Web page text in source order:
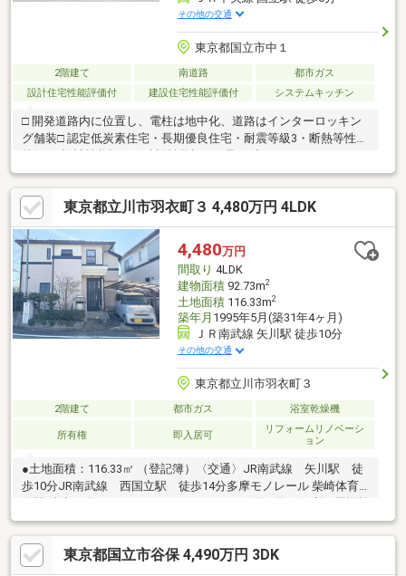
その他の交通
東京都国立市中１
2階建て 南道路
都市ガス
設計住宅性能評価付
建設住宅性能評価付 システムキッチン
□ 開発道路内に位置し、電柱は地中化、道路はインターロッキン
グ舗装□ 認定低炭素住宅・長期優良住宅・耐震等級3・断熱等性能
等級4□ 設計性能評価・建設性能評価 取得済
東京都立川市羽衣町３ 4,480万円 4LDK
4,480万円
間取り 4LDK
建物面積92.73m2
土地面積116.33m2
築年月 1995年5月(築31年4ヶ月)
ＪＲ南武線 矢川駅 徒歩10分
その他の交通
東京都立川市羽衣町３
2階建て 都市ガス 浴室乾燥機
所有権 即入居可
リフォームリノベーシ
ョン
●土地面積：116.33㎡ （登記簿）〈交通〉JR南武線 矢川駅 徒
歩10分JR南武線 西国立駅 徒歩14分多摩モノレール 柴崎体育
設がございます。《リフォーム履歴（2024年6月）》金属屋根上
葺・外壁塗装工事≪ 周辺施設情報 ≫買い物 DCM国立青柳店
まで370m 徒歩5分スーパー 西友青柳店 まで500m 徒歩7分
コンビニ セブンイレブン立川羽衣町3丁目店 まで500m 徒歩7
東京都国立市谷保 4,490万円 3DK